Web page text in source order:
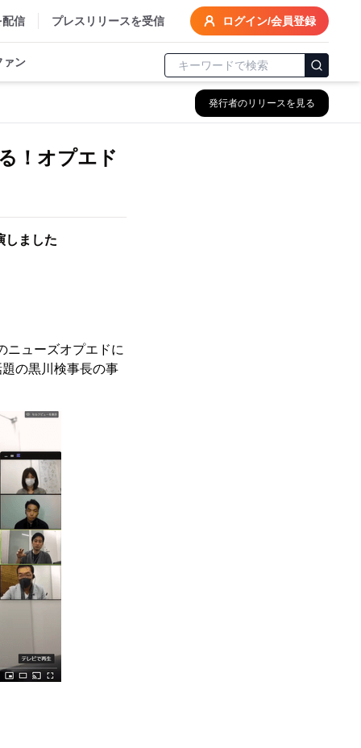
配信 プレスリリースを受信 ログイン/会員登録
ァン
発行者のリリースを見る
！オプエド
しました
ニューズオプエドに
の黒川検事長の事